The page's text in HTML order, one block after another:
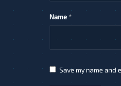
Name *
Save my name